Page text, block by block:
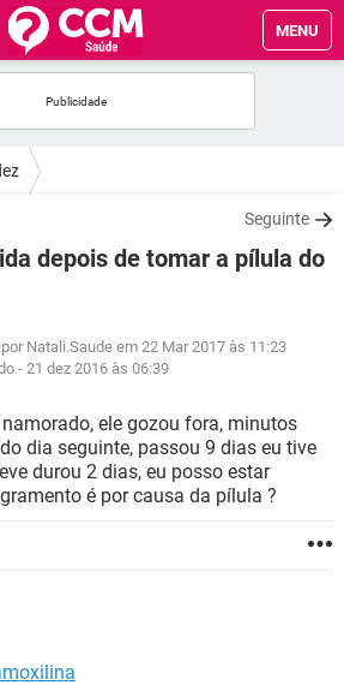
MENU
Seguinte
depois de tomar a pílula do
Natali.Saude em 22 Mar 2017 às 11:23
-21 dez 2016 às 06:39
ele gozou fora, minutos
dia seguinte, passou 9 dias eu tive
durou 2 dias, eu posso estar
é por causa da pílula ?